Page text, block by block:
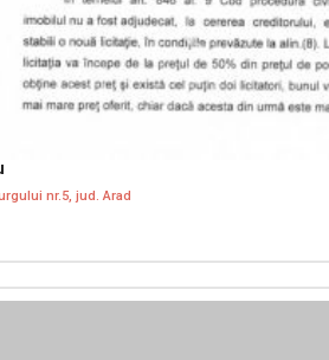
nr.5, jud. Arad